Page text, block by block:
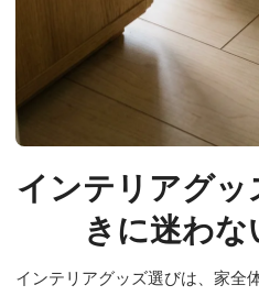
インテリアグッ
きに迷わな
インテリアグッズ選びは、家全